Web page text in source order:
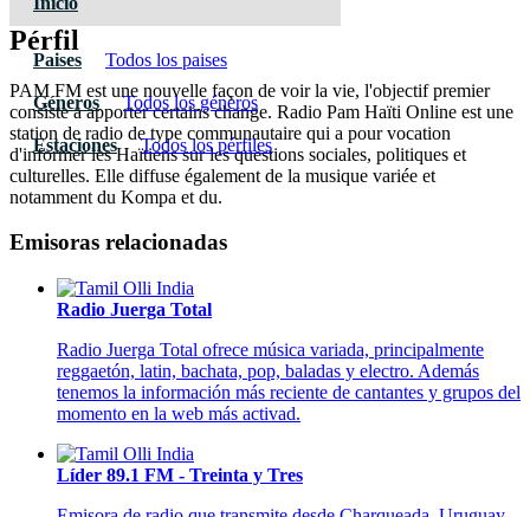
Paises Todos los paises
Géneros Todos los géneros
Estaciones Todos los pérfiles
Pérfil
PAM FM est une nouvelle façon de voir la vie, l'objectif premier
consiste a apporter certains change. Radio Pam Haïti Online est une
station de radio de type communautaire qui a pour vocation
d'informer les Haïtiens sur les questions sociales, politiques et
culturelles. Elle diffuse également de la musique variée et
notamment du Kompa et du.
Emisoras relacionadas
Radio Juerga Total
Radio Juerga Total ofrece música variada, principalmente
reggaetón, latin, bachata, pop, baladas y electro. Además
tenemos la información más reciente de cantantes y grupos del
momento en la web más activad.
Líder 89.1 FM - Treinta y Tres